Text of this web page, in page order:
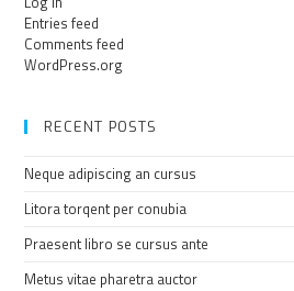
Entries feed
Comments feed
WordPress.org
RECENT POSTS
Neque adipiscing an cursus
Litora torqent per conubia
Praesent libro se cursus ante
Metus vitae pharetra auctor